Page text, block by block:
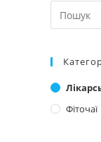
Search
this
Фіточаї